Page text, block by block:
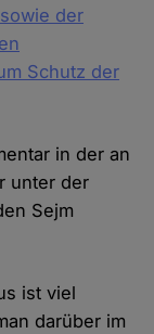
der
Schutz der
in der an
unter der
Sejm
ist viel
darüber im